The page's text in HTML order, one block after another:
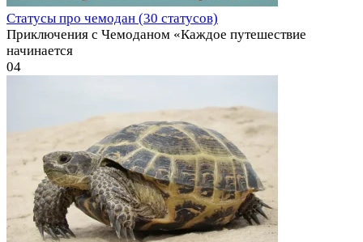
Статусы про чемодан (30 статусов)
Приключения с Чемоданом «Каждое путешествие
начинается
04